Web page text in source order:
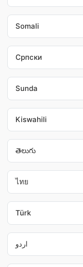
Somali
Српски
Sunda
Kiswahili
తెలుగు
ไทย
Türk
اردو